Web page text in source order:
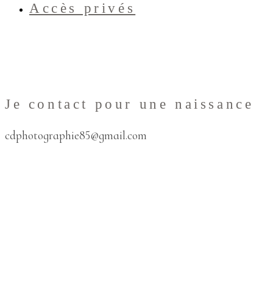
Accès privés
Je contact pour une naissance
cdphotographie85@gmail.com